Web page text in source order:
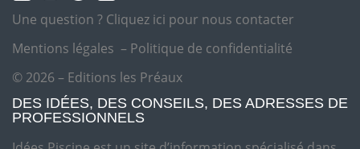
Une question ? Cliquez ici pour nous contacter
Mentions légales – Politique de confidentialité
© 2026 – Editions les Préaux
DES IDÉES, DES CONSEILS, DES ADRESSES DE
PROFESSIONNELS